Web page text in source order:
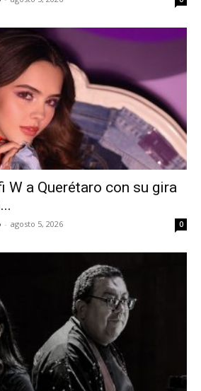
W a Querétaro con su gira
- agosto 5, 2026 0